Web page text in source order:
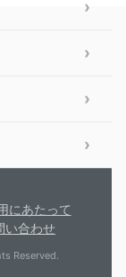
にあたって
い合わせ
Reserved.